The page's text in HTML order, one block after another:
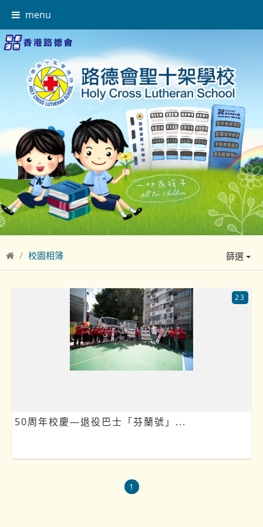
menu
校園相簿 篩選
50周年校慶—退役巴士「芬蘭號」...
23
1